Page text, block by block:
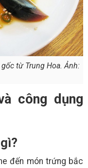
từ Trung Hoa. Ảnh:
công dụng
đến món trứng bắc